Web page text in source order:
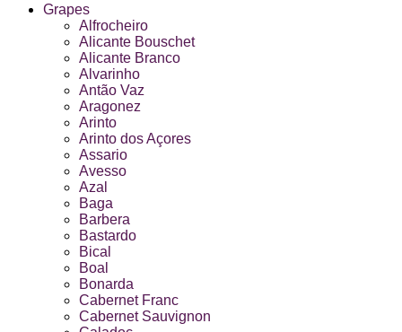
Grapes
Alfrocheiro
Alicante Bouschet
Alicante Branco
Alvarinho
Antão Vaz
Aragonez
Arinto
Arinto dos Açores
Assario
Avesso
Azal
Baga
Barbera
Bastardo
Bical
Boal
Bonarda
Cabernet Franc
Cabernet Sauvignon